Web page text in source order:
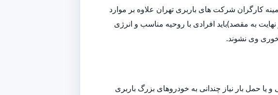
کارگران شرکت های باربری تهران علاوه بر موارد
به مقصد)باید افرادی با روحیه مناسب و انرژی
وی نشوند.
حمل بار نیاز چندانی به خودروهای بزرگ باربری